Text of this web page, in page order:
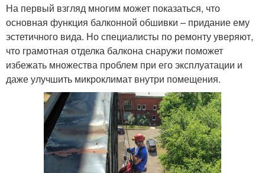
На первый взгляд многим может показаться, что
основная функция балконной обшивки – придание ему
эстетичного вида. Но специалисты по ремонту уверяют,
что грамотная отделка балкона снаружи поможет
избежать множества проблем при его эксплуатации и
даже улучшить микроклимат внутри помещения.